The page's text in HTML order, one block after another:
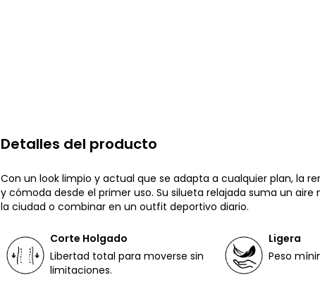
Detalles del producto
Con un look limpio y actual que se adapta a cualquier plan, la
y cómoda desde el primer uso. Su silueta relajada suma un
la ciudad o combinar en un outfit deportivo diario.
Corte Holgado
Libertad total para moverse sin
limitaciones.
Ligera
Peso